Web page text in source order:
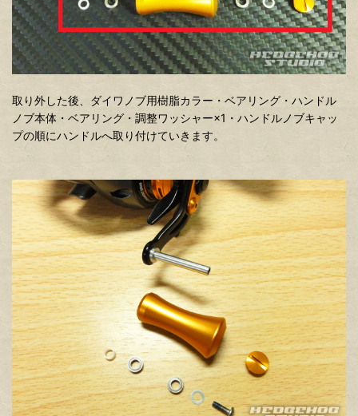
取り外した後、ダイワノブ用樹脂カラー・ベアリング・ハンドル
ノブ本体・ベアリング・調整ワッシャー×1・ハンドルノブキャッ
プの順にハンドルへ取り付けていきます。